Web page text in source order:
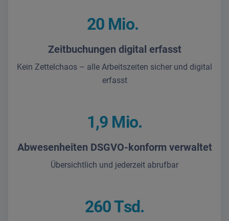
20 Mio.
Zeitbuchungen digital erfasst
Kein Zettelchaos – alle Arbeitszeiten sicher und digital
erfasst
1,9 Mio.
Abwesenheiten DSGVO-konform verwaltet
Übersichtlich und jederzeit abrufbar
260 Tsd.